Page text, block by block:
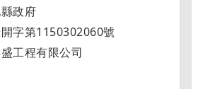
政府
字第1150302060號
工程有限公司